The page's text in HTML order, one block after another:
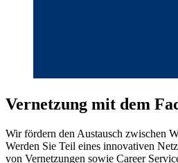
Vernetzung mit dem
Wir fördern den Austausch zwischen
Werden Sie Teil eines innovativen
von Vernetzungen sowie Career